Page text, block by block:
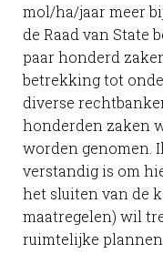
mol/ha/jaar meer
de Raad van State
paar honderd
betrekking tot
diverse
honderden zaken
worden genomen.
verstandig is om
het sluiten van de
maatregelen) wil
ruimtelijke